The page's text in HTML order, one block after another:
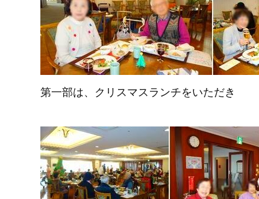
第一部は、クリスマスランチをいただき